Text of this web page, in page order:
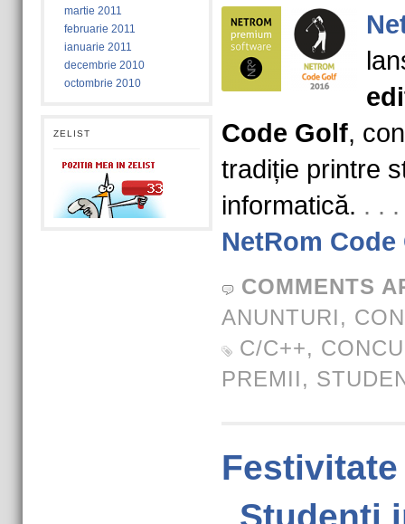
martie 2011
februarie 2011
ianuarie 2011
decembrie 2010
octombrie 2010
ZELIST
Code Golf,
tradiție printre
informatică. . .
NetRom Code
COMMENTS
ANUNTURI,
C/C++,
PREMII,